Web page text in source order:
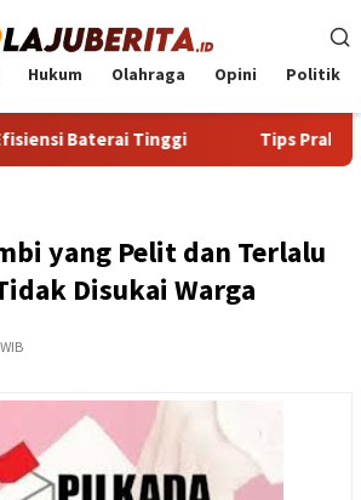
Hukum Olahraga Opini Politik
Tinggi Tips Praktis
yang Pelit dan Terlalu
Disukai Warga